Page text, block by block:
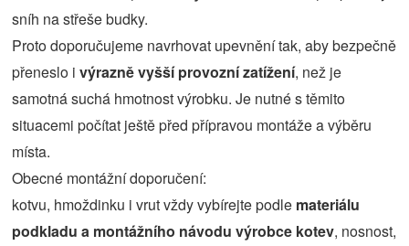
sníh na střeše budky.
Proto doporučujeme navrhovat upevnění tak, aby bezpečně
přeneslo ivýrazně vyšší provozní zatížení, než je
samotná suchá hmotnost výrobku. Je nutné s těmito
situacemi počítat ještě před přípravou montáže a výběru
místa.
Obecné montážní doporučení:
kotvu, hmoždinku i vrut vždy vybírejte podle materiálu
podkladu a montážního návodu výrobce kotev, nosnost,